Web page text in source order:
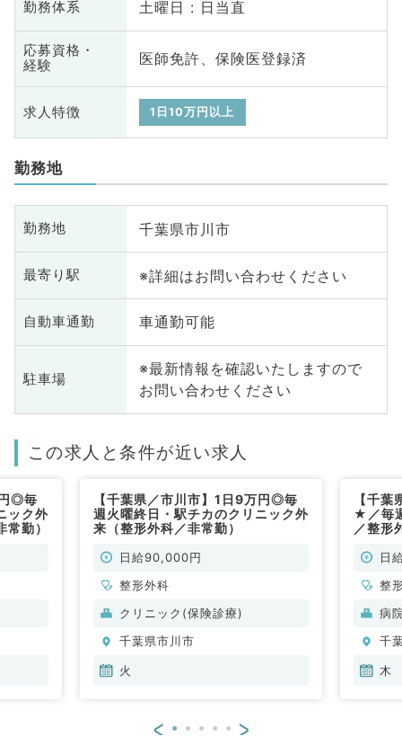
勤務体系 土曜日 : 日当直
応募資格・
経験
医師免許、保険医登録済
求人特徴 1日10万円以上
勤務地
勤務地 千葉県市川市
最寄り駅 ※詳細はお問い合わせください
自動車通勤 車通勤可能
駐車場
※最新情報を確認いたしますので
お問い合わせください
この求人と条件が近い求人
◎毎
ック外
勤）
【千葉県／市川市】1日9万円◎毎
週火曜終日・駅チカのクリニック外
来（整形外科／非常勤）
日給90,000円
整形外科
クリニック(保険診療)
千葉県市川市
火
【千
★／毎
／整形
日
整
病
千
木
< >